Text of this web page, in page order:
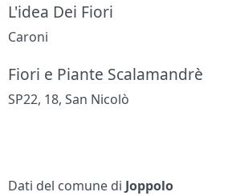
L'idea Dei Fiori
Caroni
Fiori e Piante Scalamandrè
SP22, 18, San Nicolò
Dati del comune di Joppolo